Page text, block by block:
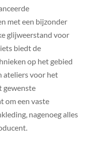
met een bijzonder
glijweerstand voor
biedt de
op het gebied
ateliers voor het
gewenste
om een vaste
nagenoeg alles